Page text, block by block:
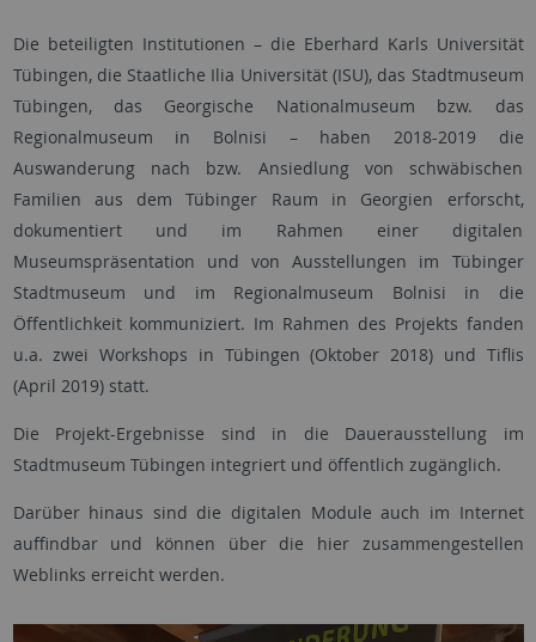
Die beteiligten Institutionen – die Eberhard Karls Universität
Tübingen, die Staatliche Ilia Universität (ISU), das Stadtmuseum
Tübingen, das Georgische Nationalmuseum bzw. das
Regionalmuseum in Bolnisi – haben 2018-2019 die
Auswanderung nach bzw. Ansiedlung von schwäbischen
Familien aus dem Tübinger Raum in Georgien erforscht,
dokumentiert und im Rahmen einer digitalen
Museumspräsentation und von Ausstellungen im Tübinger
Stadtmuseum und im Regionalmuseum Bolnisi in die
Öffentlichkeit kommuniziert. Im Rahmen des Projekts fanden
u.a. zwei Workshops in Tübingen (Oktober 2018) und Tiflis
(April 2019) statt.
Die Projekt-Ergebnisse sind in die Dauerausstellung im
Stadtmuseum Tübingen integriert und öffentlich zugänglich.
Darüber hinaus sind die digitalen Module auch im Internet
auffindbar und können über die hier zusammengestellen
Weblinks erreicht werden.